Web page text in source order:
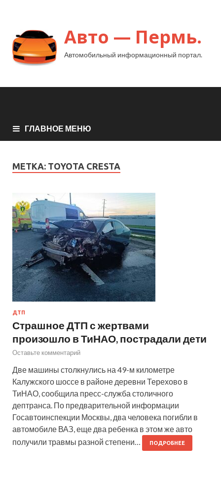
Авто — Пермь.
Автомобильный информационный портал.
ГЛАВНОЕ МЕНЮ
МЕТКА: TOYOTA CRESTA
ДТП
Страшное ДТП с жертвами
произошло в ТиНАО, пострадали дети
Оставьте комментарий
Две машины столкнулись на 49-м километре
Калужского шоссе в районе деревни Терехово в
ТиНАО, сообщила пресс-служба столичного
дептранса. По предварительной информации
Госавтоинспекции Москвы, два человека погибли в
автомобиле ВАЗ, еще два ребенка в этом же авто
получили травмы разной степени…
ПОДРОБНЕЕ